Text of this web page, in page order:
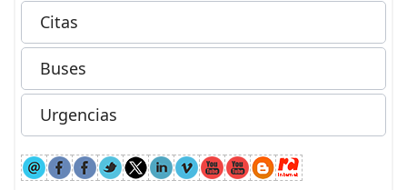
Citas
Buses
Urgencias